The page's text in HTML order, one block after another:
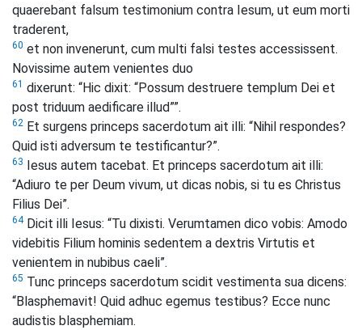
quaerebant falsum testimonium contra Iesum, ut eum morti
traderent,
60 et non invenerunt, cum multi falsi testes accessissent.
Novissime autem venientes duo
61 dixerunt: “Hic dixit: “Possum destruere templum Dei et
post triduum aedificare illud””.
62 Et surgens princeps sacerdotum ait illi: “Nihil respondes?
Quid isti adversum te testificantur?”.
63
Iesus autem tacebat. Et princeps sacerdotum ait illi:
“Adiuro te per Deum vivum, ut dicas nobis, si tu es Christus
Filius Dei”.
64Dicit illi Iesus: “Tu dixisti. Verumtamen dico vobis: Amodo
videbitis Filium hominis sedentem a dextris Virtutis et
venientem in nubibus caeli”.
65 Tunc princeps sacerdotum scidit vestimenta sua dicens:
“Blasphemavit! Quid adhuc egemus testibus? Ecce nunc
audistis blasphemiam.